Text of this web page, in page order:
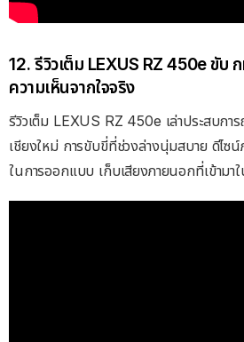
12. รีวิวเต็ม LEXUS RZ 450e ขับ
ความเห็นจากใจจริง
รีวิวเต็ม LEXUS RZ 450e เล่าประสบก
เชียงใหม่ การขับขี่ที่ช่วงล่างนุ่มสบาย ดีไซ
ในการออกแบบ เก็บเสียงภายนอกที่เข้ามา